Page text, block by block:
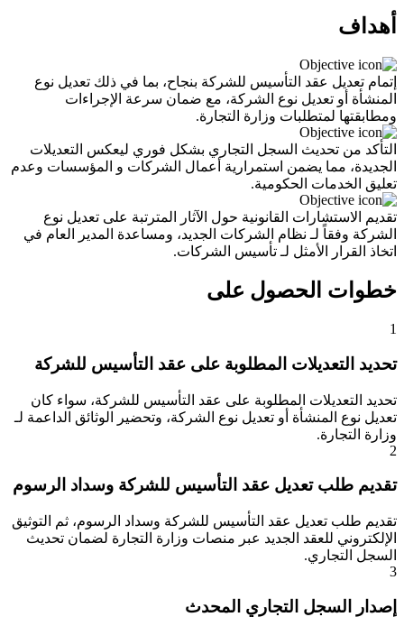
أهداف
إتمام تعديل عقد التأسيس للشركة بنجاح، بما في ذلك تعديل نوع
المنشأة أو تعديل نوع الشركة، مع ضمان سرعة الإجراءات
ومطابقتها لمتطلبات وزارة التجارة.
التأكد من تحديث السجل التجاري بشكل فوري ليعكس التعديلات
الجديدة، مما يضمن استمرارية أعمال الشركات و المؤسسات وعدم
تعليق الخدمات الحكومية.
تقديم الاستشارات القانونية حول الآثار المترتبة على تعديل نوع
الشركة وفقاً لـ نظام الشركات الجديد، ومساعدة المدير العام في
اتخاذ القرار الأمثل لـ تأسيس الشركات.
خطوات الحصول على
1
تحديد التعديلات المطلوبة على عقد التأسيس للشركة
تحديد التعديلات المطلوبة على عقد التأسيس للشركة، سواء كان
تعديل نوع المنشأة أو تعديل نوع الشركة، وتحضير الوثائق الداعمة لـ
وزارة التجارة.
2
تقديم طلب تعديل عقد التأسيس للشركة وسداد الرسوم
تقديم طلب تعديل عقد التأسيس للشركة وسداد الرسوم، ثم التوثيق
الإلكتروني للعقد الجديد عبر منصات وزارة التجارة لضمان تحديث
السجل التجاري.
3
إصدار السجل التجاري المحدث